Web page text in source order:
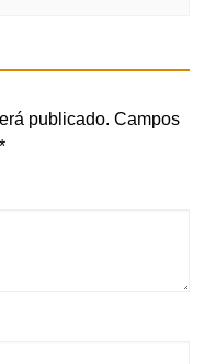
publicado. Campos
*